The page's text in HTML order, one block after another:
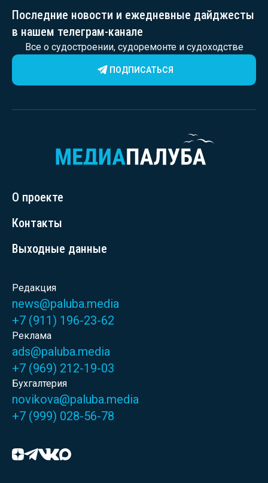
Последние новости и ежедневные дайджесты
в нашем телеграм-канале
Все о судостроении, судоремонте и судоходстве
ПОДПИСАТЬСЯ
О проекте
Контакты
Выходные данные
Редакция
news@paluba.media
+7 (911) 196-23-62
Реклама
ads@paluba.media
+7 (969) 212-19-03
Бухгалтерия
novikova@paluba.media
+7 (999) 028-56-78